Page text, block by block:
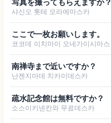
写真を撮ってもらえますか？
샤신오 톳테 모라에마스카
ここで一枚お願いします。
코코데 이치마이 오네가이시마스
南禅寺まで近いですか？
난젠지마데 치카이데스카
疏水記念館は無料ですか？
소스이키넨칸와 무료데스카